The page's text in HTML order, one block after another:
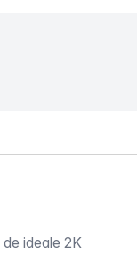
ideale 2K